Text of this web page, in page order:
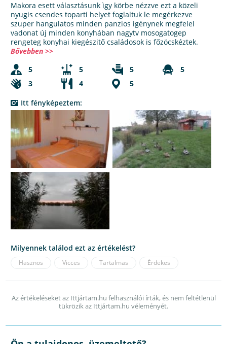
Makora esett választásunk ìgy körbe nézzve ezt a közeli
nyugis csendes toparti helyet foglaltuk le megérkezve
szuper hangulatos minden panzios igénynek megfelel
vadonat új minden konyhában nagytv mosogatogep
rengeteg konyhai kiegészitő családosok is főzöcskéztek.
Bővebben >>
5
5 5
5
3
4
5
Itt fényképeztem:
Milyennek találod ezt az értékelést?
Hasznos Vicces Tartalmas Érdekes
Az értékeléseket az Ittjártam.hu felhasználói írták, és nem feltétlenül
tükrözik az Ittjártam.hu véleményét.